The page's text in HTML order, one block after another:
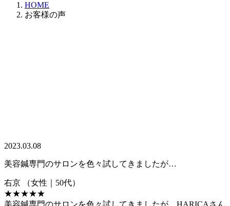
HOME
お客様の声
2023.03.08
美容鍼専門のサロンを色々試してきましたが…
右京
（女性｜50代）
★★★★★